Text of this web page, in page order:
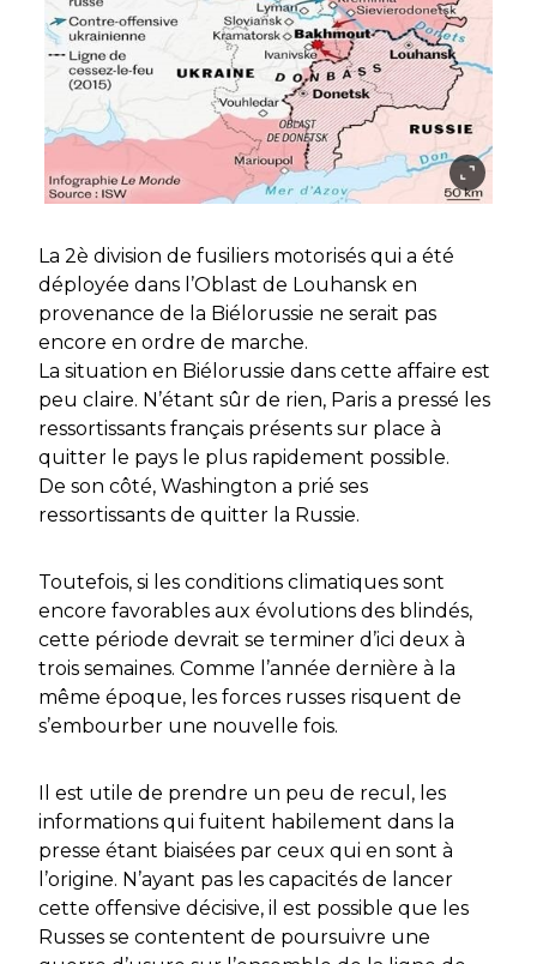
La 2è division de fusiliers motorisés qui a été
déployée dans l’Oblast de Louhansk en
provenance de la Biélorussie ne serait pas
encore en ordre de marche.
La situation en Biélorussie dans cette affaire est
peu claire. N’étant sûr de rien, Paris a pressé les
ressortissants français présents sur place à
quitter le pays le plus rapidement possible.
De son côté, Washington a prié ses
ressortissants de quitter la Russie.
Toutefois, si les conditions climatiques sont
encore favorables aux évolutions des blindés,
cette période devrait se terminer d’ici deux à
trois semaines. Comme l’année dernière à la
même époque, les forces russes risquent de
s’embourber une nouvelle fois.
Il est utile de prendre un peu de recul, les
informations qui fuitent habilement dans la
presse étant biaisées par ceux qui en sont à
l’origine. N’ayant pas les capacités de lancer
cette offensive décisive, il est possible que les
Russes se contentent de poursuivre une